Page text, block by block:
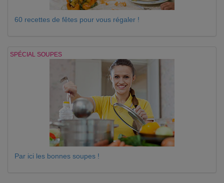
60 recettes de fêtes pour vous régaler !
SPÉCIAL SOUPES
Par ici les bonnes soupes !